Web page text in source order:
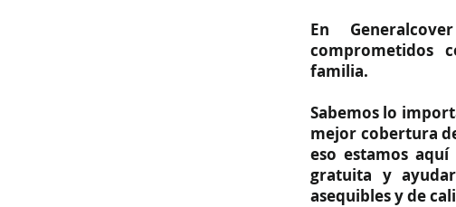
En
comprometidos
familia.
Sabemos lo
mejor cobertura
eso estamos
gratuita y
asequibles y de